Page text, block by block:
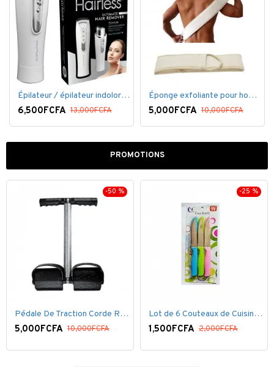
Épilateur / épilateur indolore NuBrilliance Ultimate pour femmes
6,500FCFA 13,000FCFA
Éponge exfoliante pour homme
5,000FCFA 10,000FCFA
PROMOTIONS
-50 %
Pédale De Traction Corde Ressort avec poignée pédale de Pied
5,000FCFA 10,000FCFA
-25 %
Lot de 6 Couteaux de Cuisine ( 20,5cm ) - Inox Bleu Rose VERT
1,500FCFA 2,000FCFA